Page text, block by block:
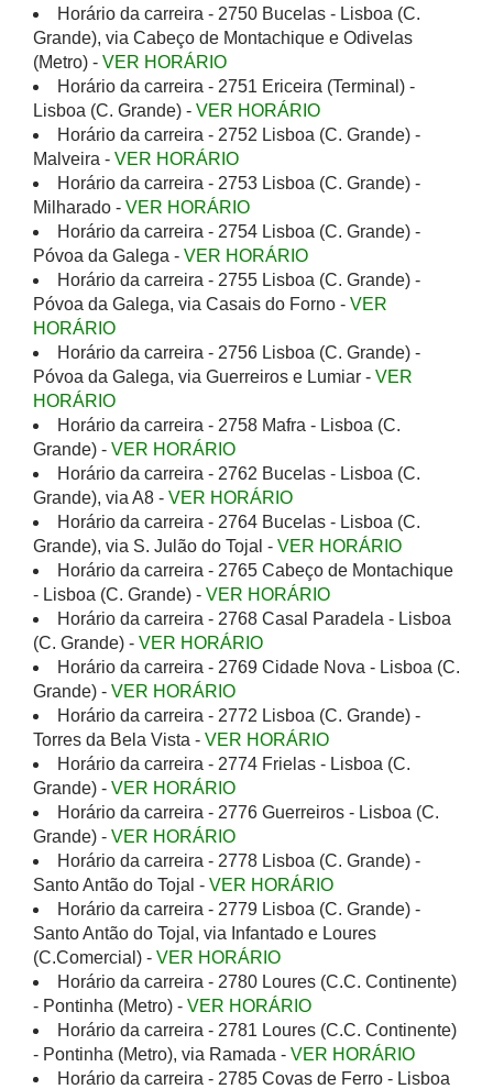
Horário da carreira - 2750 Bucelas - Lisboa (C.
Grande), via Cabeço de Montachique e Odivelas
(Metro) - VER HORÁRIO
Horário da carreira - 2751 Ericeira (Terminal) -
Lisboa (C. Grande) - VER HORÁRIO
Horário da carreira - 2752 Lisboa (C. Grande) -
Malveira - VER HORÁRIO
Horário da carreira - 2753 Lisboa (C. Grande) -
Milharado - VER HORÁRIO
Horário da carreira - 2754 Lisboa (C. Grande) -
Póvoa da Galega - VER HORÁRIO
Horário da carreira - 2755 Lisboa (C. Grande) -
Póvoa da Galega, via Casais do Forno - VER
HORÁRIO
Horário da carreira - 2756 Lisboa (C. Grande) -
Póvoa da Galega, via Guerreiros e Lumiar - VER
HORÁRIO
Horário da carreira - 2758 Mafra - Lisboa (C.
Grande) - VER HORÁRIO
Horário da carreira - 2762 Bucelas - Lisboa (C.
Grande), via A8 - VER HORÁRIO
Horário da carreira - 2764 Bucelas - Lisboa (C.
Grande), via S. Julão do Tojal - VER HORÁRIO
Horário da carreira - 2765 Cabeço de Montachique
- Lisboa (C. Grande) - VER HORÁRIO
Horário da carreira - 2768 Casal Paradela - Lisboa
(C. Grande) - VER HORÁRIO
Horário da carreira - 2769 Cidade Nova - Lisboa (C.
Grande) - VER HORÁRIO
Horário da carreira - 2772 Lisboa (C. Grande) -
Torres da Bela Vista - VER HORÁRIO
Horário da carreira - 2774 Frielas - Lisboa (C.
Grande) - VER HORÁRIO
Horário da carreira - 2776 Guerreiros - Lisboa (C.
Grande) - VER HORÁRIO
Horário da carreira - 2778 Lisboa (C. Grande) -
Santo Antão do Tojal - VER HORÁRIO
Horário da carreira - 2779 Lisboa (C. Grande) -
Santo Antão do Tojal, via Infantado e Loures
(C.Comercial) - VER HORÁRIO
Horário da carreira - 2780 Loures (C.C. Continente)
- Pontinha (Metro) - VER HORÁRIO
Horário da carreira - 2781 Loures (C.C. Continente)
- Pontinha (Metro), via Ramada - VER HORÁRIO
Horário da carreira - 2785 Covas de Ferro - Lisboa